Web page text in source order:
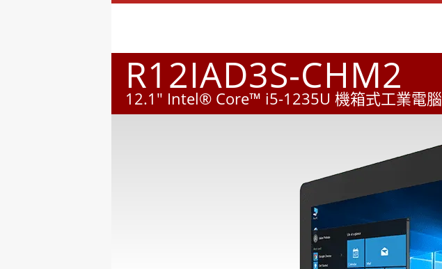
R12IAD3S-CHM2
12.1" Intel® Core™ i5-1235U 機箱式工業電腦